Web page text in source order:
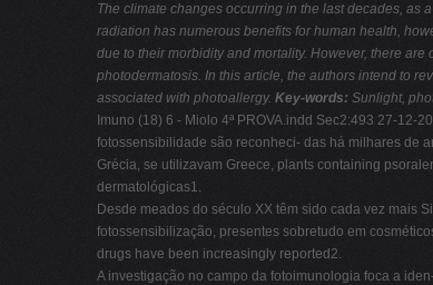
The climate changes occurring in the last decades, as
radiation has numerous benefits for human health,
due to their morbidity and mortality. However, there
photodermatosis. In this article, the authors intend to
associated with photoallergy. Key-words: Sunlight,
Imuno (18) 6 - Miolo 4ª PROVA.indd Sec2:493 27-12-
fotossensibilidade são reconheci- das há milhares de
Grécia, se utilizavam Greece, plants containing
dermatológicas1.
Desde meados do século XX têm sido cada vez mais
fotossensibilização, presentes sobretudo em
drugs have been increasingly reported2.
A investigação no campo da fotoimunologia foca a